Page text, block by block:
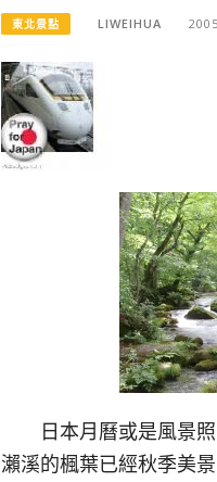
東北景點 LIWEIHUA
日本月曆或是風景照
瀨溪的楓葉已經秋季美